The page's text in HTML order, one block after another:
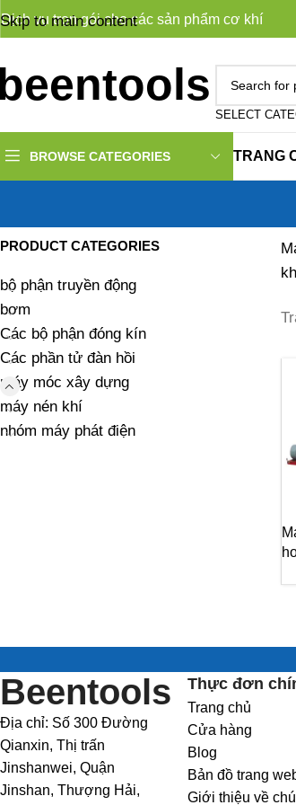
Skip to main content
Dịch vụ trọn gói cho các sản phẩm cơ khí
SELECT
BROWSE CATEGORIES TRANG
PRODUCT CATEGORIES
bộ phận truyền động
bơm
Các bộ phận đóng kín
Các phần tử đàn hồi
máy móc xây dựng
máy nén khí
nhóm máy phát điện
Beentools
Địa chỉ: Số 300 Đường
Qianxin, Thị trấn
Jinshanwei, Quận
Jinshan, Thượng Hải,
Thực đơn
Trang chủ
Cửa hàng
Blog
Bản đồ trang
Giới thiệu về